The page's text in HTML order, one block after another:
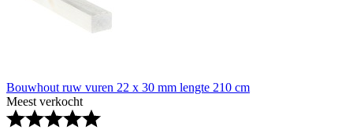
Bouwhout ruw vuren 22 x 30 mm lengte 210 cm
Meest verkocht